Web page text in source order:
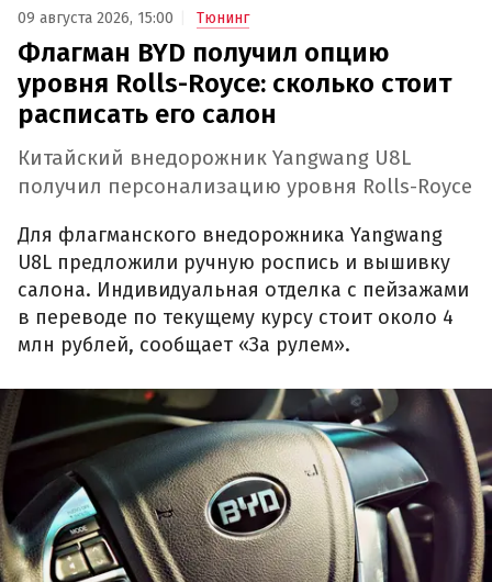
09 августа 2026, 15:00 Тюнинг
Флагман BYD получил опцию
уровня Rolls-Royce: сколько стоит
расписать его салон
Китайский внедорожник Yangwang U8L
получил персонализацию уровня Rolls-Royce
Для флагманского внедорожника Yangwang
U8L предложили ручную роспись и вышивку
салона. Индивидуальная отделка с пейзажами
в переводе по текущему курсу стоит около 4
млн рублей, сообщает «За рулем».